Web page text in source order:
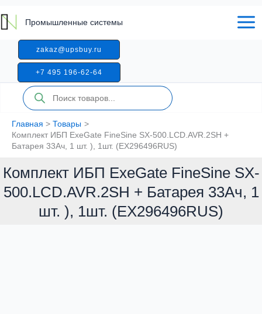
к
содержимому
Промышленные системы
zakaz@upsbuy.ru
+7 495 196-62-64
Поиск
товаров
Главная
Товары
Комплект ИБП ExeGate FineSine SX-500.LCD.AVR.2SH +
Батарея 33Aч, 1 шт. ), 1шт. (EX296496RUS)
Комплект ИБП ExeGate FineSine SX-
500.LCD.AVR.2SH + Батарея 33Aч, 1
шт. ), 1шт. (EX296496RUS)